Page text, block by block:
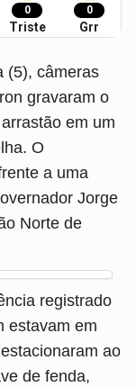
0
Triste
0
Grr
(5), câmeras
gravaram o
em um
O
a uma
Jorge
Norte de
registrado
estavam em
ao
de fenda,